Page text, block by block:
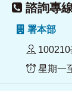
諮詢專
署本部
星期一